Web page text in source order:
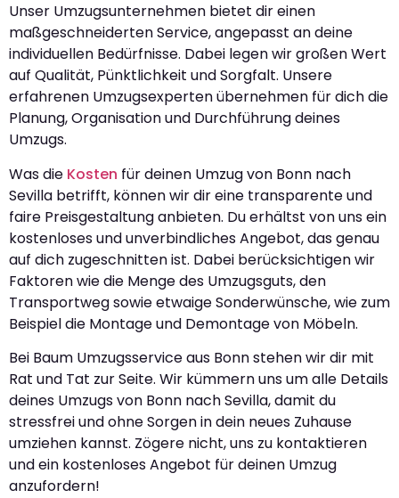
Unser Umzugsunternehmen bietet dir einen
maßgeschneiderten Service, angepasst an deine
individuellen Bedürfnisse. Dabei legen wir großen Wert
auf Qualität, Pünktlichkeit und Sorgfalt. Unsere
erfahrenen Umzugsexperten übernehmen für dich die
Planung, Organisation und Durchführung deines
Umzugs.
Was die Kosten für deinen Umzug von Bonn nach
Sevilla betrifft, können wir dir eine transparente und
faire Preisgestaltung anbieten. Du erhältst von uns ein
kostenloses und unverbindliches Angebot, das genau
auf dich zugeschnitten ist. Dabei berücksichtigen wir
Faktoren wie die Menge des Umzugsguts, den
Transportweg sowie etwaige Sonderwünsche, wie zum
Beispiel die Montage und Demontage von Möbeln.
Bei Baum Umzugsservice aus Bonn stehen wir dir mit
Rat und Tat zur Seite. Wir kümmern uns um alle Details
deines Umzugs von Bonn nach Sevilla, damit du
stressfrei und ohne Sorgen in dein neues Zuhause
umziehen kannst. Zögere nicht, uns zu kontaktieren
und ein kostenloses Angebot für deinen Umzug
anzufordern!